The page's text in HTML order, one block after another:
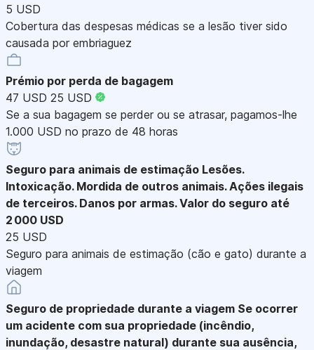
5 USD
Cobertura das despesas médicas se a lesão tiver sido
causada por embriaguez
Prémio por perda de bagagem
47 USD 25 USD
Se a sua bagagem se perder ou se atrasar, pagamos-lhe
1.000 USD no prazo de 48 horas
Seguro para animais de estimação Lesões.
Intoxicação. Mordida de outros animais. Ações ilegais
de terceiros. Danos por armas. Valor do seguro até
2 000 USD
25 USD
Seguro para animais de estimação (cão e gato) durante a
viagem
Seguro de propriedade durante a viagem Se ocorrer
um acidente com sua propriedade (incêndio,
inundação, desastre natural) durante sua ausência,